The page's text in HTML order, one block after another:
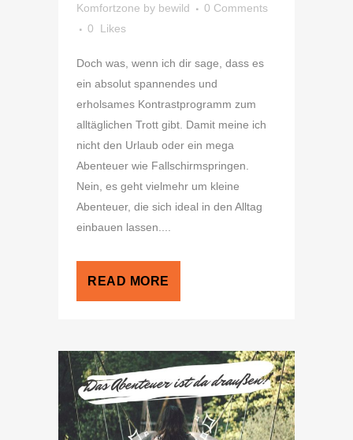
Komfortzone by bewild
0 Comments
0
Likes
Doch was, wenn ich dir sage, dass es
ein absolut spannendes und
erholsames Kontrastprogramm zum
alltäglichen Trott gibt. Damit meine ich
nicht den Urlaub oder ein mega
Abenteuer wie Fallschirmspringen.
Nein, es geht vielmehr um kleine
Abenteuer, die sich ideal in den Alltag
einbauen lassen....
READ MORE